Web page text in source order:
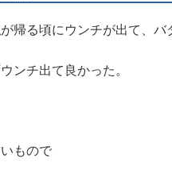
帰る頃にウンチが出て、バ
ンチ出て良かった。
もので